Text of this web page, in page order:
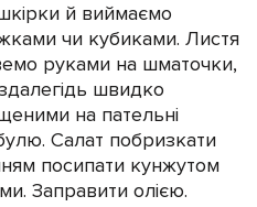
й виймаємо
чи кубиками. Листя
руками на шматочки,
швидко
на пательні
Салат побризкати
посипати кунжутом
Заправити олією.